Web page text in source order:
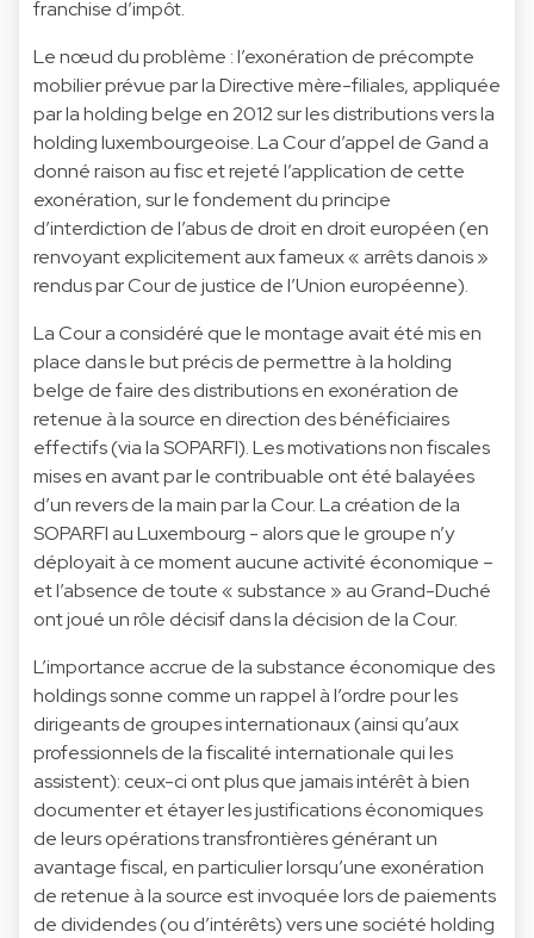
franchise d’impôt.
Le nœud du problème : l’exonération de précompte
mobilier prévue par la Directive mère-filiales, appliquée
par la holding belge en 2012 sur les distributions vers la
holding luxembourgeoise. La Cour d’appel de Gand a
donné raison au fisc et rejeté l’application de cette
exonération, sur le fondement du principe
d’interdiction de l’abus de droit en droit européen (en
renvoyant explicitement aux fameux « arrêts danois »
rendus par Cour de justice de l’Union européenne).
La Cour a considéré que le montage avait été mis en
place dans le but précis de permettre à la holding
belge de faire des distributions en exonération de
retenue à la source en direction des bénéficiaires
effectifs (via la SOPARFI). Les motivations non fiscales
mises en avant par le contribuable ont été balayées
d’un revers de la main par la Cour. La création de la
SOPARFI au Luxembourg - alors que le groupe n’y
déployait à ce moment aucune activité économique –
et l’absence de toute « substance » au Grand-Duché
ont joué un rôle décisif dans la décision de la Cour.
L’importance accrue de la substance économique des
holdings sonne comme un rappel à l’ordre pour les
dirigeants de groupes internationaux (ainsi qu’aux
professionnels de la fiscalité internationale qui les
assistent): ceux-ci ont plus que jamais intérêt à bien
documenter et étayer les justifications économiques
de leurs opérations transfrontières générant un
avantage fiscal, en particulier lorsqu’une exonération
de retenue à la source est invoquée lors de paiements
de dividendes (ou d’intérêts) vers une société holding